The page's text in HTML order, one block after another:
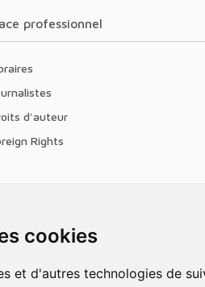
cookies
professionnel
d'auteur
Rights